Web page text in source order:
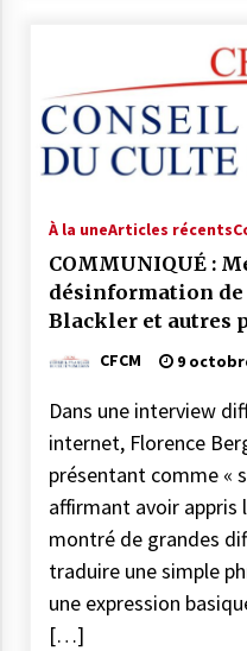
À la uneArticles récents
COMMUNIQUÉ :
désinformation de
Blackler et autres
CFCM 9
Dans une interview
internet, Florence
présentant comme «
affirmant avoir appris
montré de grandes
traduire une simple
une expression
[…]